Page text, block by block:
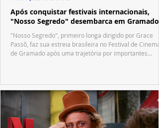
Após conquistar festivais internacionais,
"Nosso Segredo" desembarca em Gramado
"Nosso Segredo", primeiro longa dirigido por Grace
Passô, faz sua estreia brasileira no Festival de Cinema
de Gramado após uma trajetória por importantes